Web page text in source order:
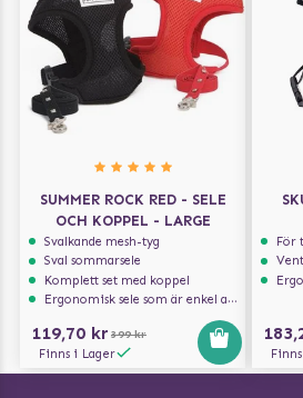
SUMMER ROCK RED - SELE
OCH KOPPEL - LARGE
Svalkande mesh-tyg
Sval sommarsele
Komplett set med koppel
Ergonomisk sele som är enkel att ta på och av
119,70 kr 399 kr
Finns i Lager
För